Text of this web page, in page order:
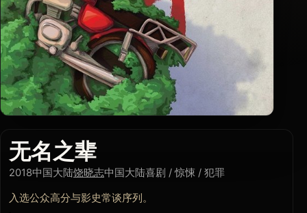
无名之辈
2018中国大陆饶晓志中国大陆喜剧 / 惊悚 / 犯罪
入选公众高分与影史常谈序列。